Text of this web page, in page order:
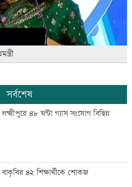
সর্বশেষ
লক্ষ্মীপুরে ৪৮ ঘন্টা গ্যাস সংযোগ বিছিন্ন
বাকৃবির ৪২ শিক্ষার্থীকে শোকজ